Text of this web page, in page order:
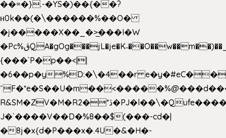
��=�}.-�YS�)��{��?
ʜ0k��(�\������%��O�
�į�����X��_�>̲���I�W
�Pc%ڨQA�gOg���jL�je�K˗��O��w��m��)��_��Rߊu>
{���`P�p��<||
�6��p�y%D:�\�4��r
R&SM�ZV�M�R2�*ڏ�PJ�l��\�Qufe����<�l���
J�`����V��D�%8��$(���-cd�|
�8j�x{d�P���x�.4U�&�H�-